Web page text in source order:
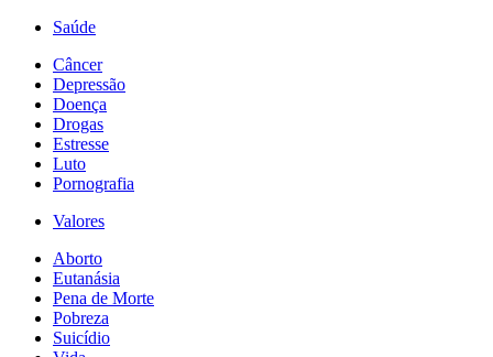
Saúde
Câncer
Depressão
Doença
Drogas
Estresse
Luto
Pornografia
Valores
Aborto
Eutanásia
Pena de Morte
Pobreza
Suicídio